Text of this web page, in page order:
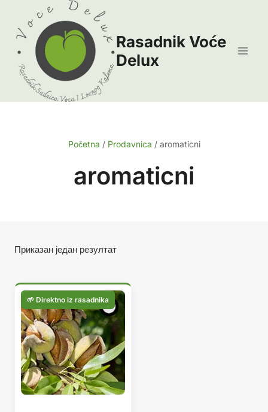
content
Rasadnik Voće
Delux
Početna / Prodavnica / aromaticni
aromaticni
Приказан један резултат